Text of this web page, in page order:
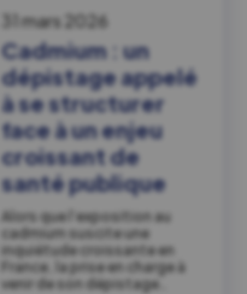
31 mars 2026
Cadmium : un
dépistage appelé
à se structurer
face à un enjeu
croissant de
santé publique
Alors que l’exposition au
cadmium suscite une
inquiétude croissante en
France, la prise en charge à
venir de son dépistage…